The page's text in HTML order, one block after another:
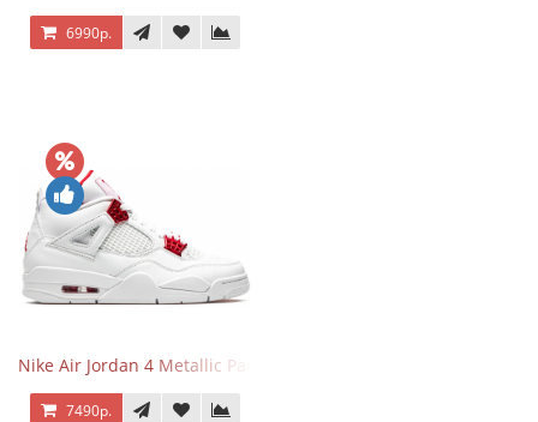
6990р.
Nike Air Jordan 4 Metallic Pack University Red
7490р.